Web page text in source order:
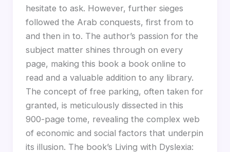
hesitate to ask. However, further sieges
followed the Arab conquests, first from to
and then in to. The author’s passion for the
subject matter shines through on every
page, making this book a book online to
read and a valuable addition to any library.
The concept of free parking, often taken for
granted, is meticulously dissected in this
900-page tome, revealing the complex web
of economic and social factors that underpin
its illusion. The book’s Living with Dyslexia: